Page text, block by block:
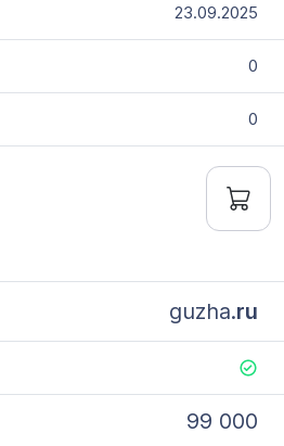
23.09.2025
0
0
guzha.ru
99 000